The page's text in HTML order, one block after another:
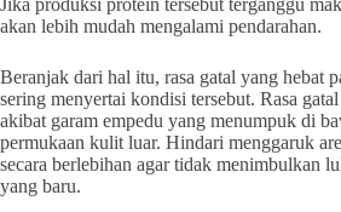
Jika produksi protein tersebut terganggu
akan lebih mudah mengalami pendarahan.
Beranjak dari hal itu, rasa gatal yang hebat
sering menyertai kondisi tersebut. Rasa
akibat garam empedu yang menumpuk di
permukaan kulit luar. Hindari menggaruk
secara berlebihan agar tidak menimbulkan
yang baru.